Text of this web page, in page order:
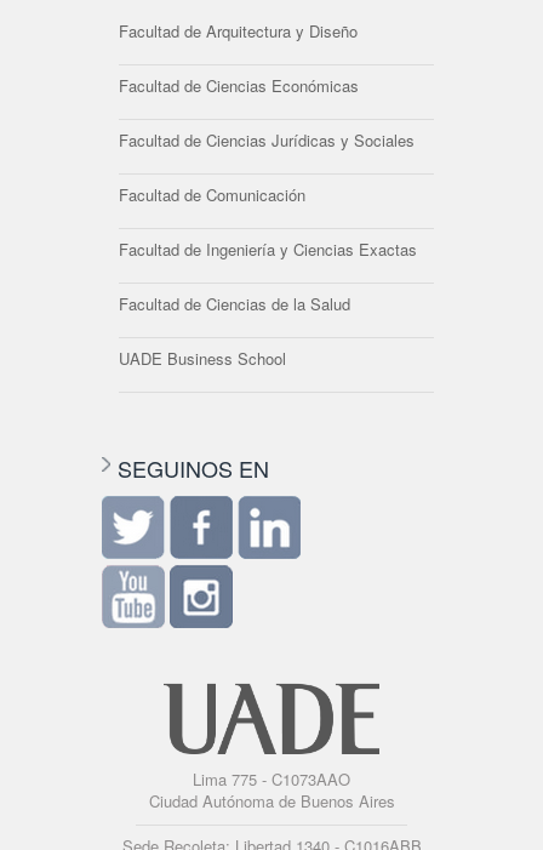
Facultad de Arquitectura y Diseño
Facultad de Ciencias Económicas
Facultad de Ciencias Jurídicas y Sociales
Facultad de Comunicación
Facultad de Ingeniería y Ciencias Exactas
Facultad de Ciencias de la Salud
UADE Business School
SEGUINOS EN
Lima 775 - C1073AAO
Ciudad Autónoma de Buenos Aires